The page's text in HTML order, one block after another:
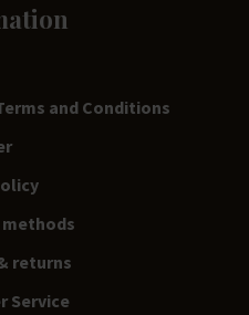
and Conditions
returns
Service